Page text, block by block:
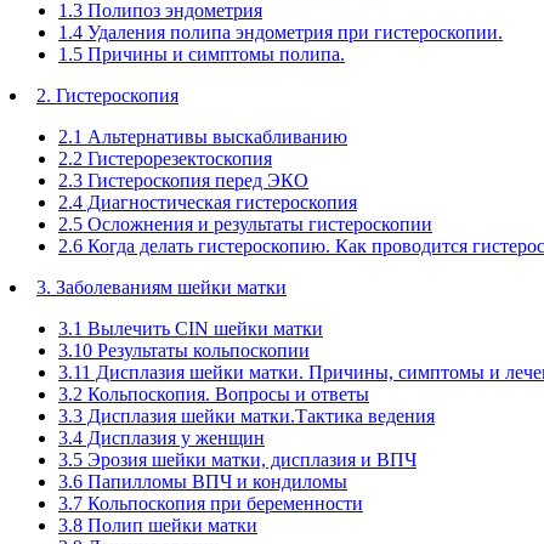
1.3 Полипоз эндометрия
1.4 Удаления полипа эндометрия при гистероскопии.
1.5 Причины и симптомы полипа.
2. Гистероскопия
2.1 Альтернативы выскабливанию
2.2 Гистерорезектоскопия
2.3 Гистероскопия перед ЭКО
2.4 Диагностическая гистероскопия
2.5 Осложнения и результаты гистероскопии
2.6 Когда делать гистероскопию. Как проводится
3. Заболеваниям шейки матки
3.1 Вылечить CIN шейки матки
3.10 Результаты кольпоскопии
3.11 Дисплазия шейки матки. Причины, симптомы и
3.2 Кольпоскопия. Вопросы и ответы
3.3 Дисплазия шейки матки.Тактика ведения
3.4 Дисплазия у женщин
3.5 Эрозия шейки матки, дисплазия и ВПЧ
3.6 Папилломы ВПЧ и кондиломы
3.7 Кольпоскопия при беременности
3.8 Полип шейки матки